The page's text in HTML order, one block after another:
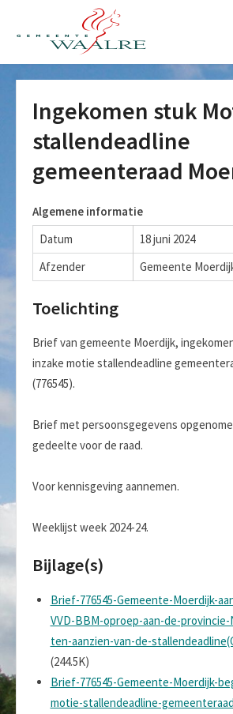
Ingekomen stuk
stallendeadline
gemeenteraad
Algemene informatie
Datum
18 juni 2024
Afzender
Gemeente
Toelichting
Brief van gemeente Moerdijk,
inzake motie stallendeadline
(776545).
Brief met persoonsgegevens
gedeelte voor de raad.
Voor kennisgeving aannemen.
Weeklijst week 2024-24.
Bijlage(s)
Brief-776545-Gemeente-Moerdijk-
VVD-BBM-oproep-aan-de-
ten-aanzien-van-de-
(244.5K)
Brief-776545-Gemeente-Moerdijk-
motie-stallendeadline-